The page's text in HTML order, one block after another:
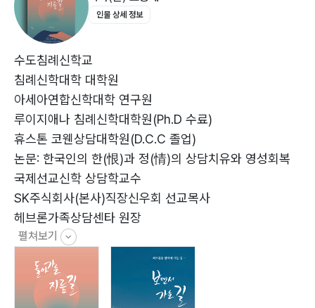
포장을 벗겨내는 용기
두려워 말고 분리시켜라
가려진 종교의 행위들
자기노출의 용기
용기 있는 도전
자기발견과 돌아봄
자기발견과 고백
순수성을 잃어버린 삶
자기발견의 기쁨
자신이 되기 위한 삶
자신을 살피는 행복
내가 싫어하는 내 모습의 사례
자신을 사랑하는 행복
인물 상세 정보
수도침례신학교
침례신학대학 대학원
아세아연합신학대학 연구원
루이지애나 침례신학대학원(Ph.D 수료)
휴스톤 코웬상담대학원(D.C.C 졸업)
논문: 한국인의 한(恨)과 정(情)의 상담치유와 영성회복
국제선교신학 상담학교수
SK주식회사(본사)직장신우회 선교목사
헤브론가족상담센타 원장
좋은이웃교회 담임목사
펼쳐보기